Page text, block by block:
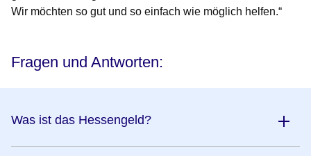
Wir möchten so gut und so einfach wie möglich helfen.“
Fragen und Antworten:
Was ist das Hessengeld?